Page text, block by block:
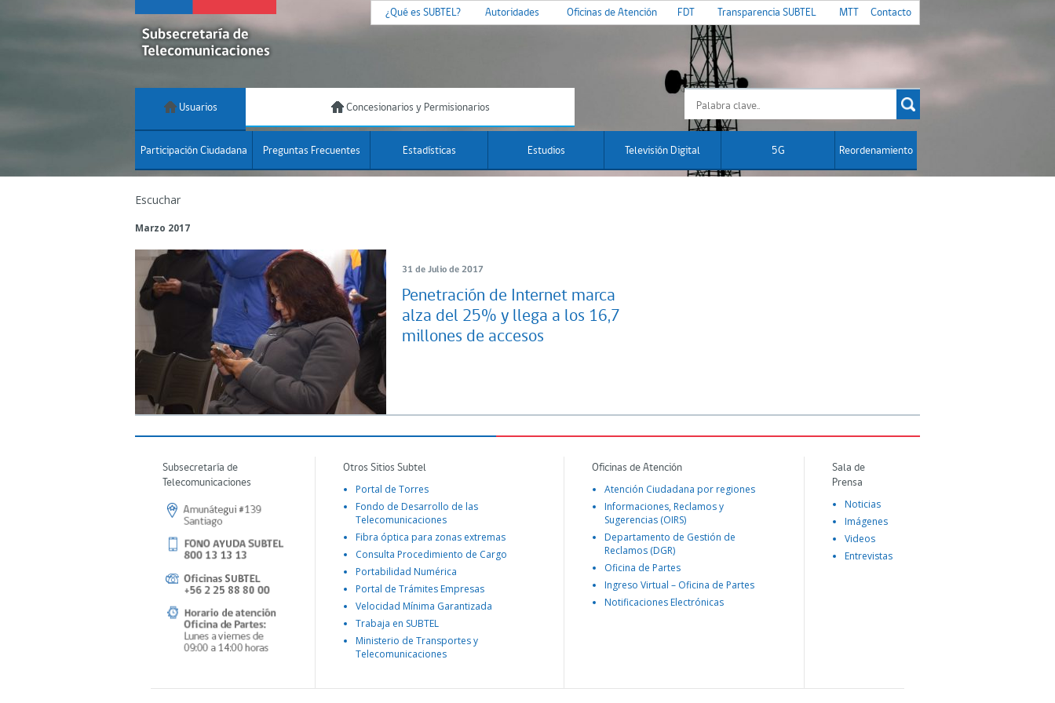
¿Qué es SUBTEL? Autoridades Oficinas de Atención FDT Transparencia SUBTEL MTT Contacto
Usuarios Concesionarios y Permisionarios
Participación Ciudadana Preguntas Frecuentes Estadísticas Estudios Televisión Digital 5G Reordenamiento
Escuchar
Marzo 2017
31 de Julio de 2017
Penetración de Internet marca
alza del 25% y llega a los 16,7
millones de accesos
Subsecretaría de
Telecomunicaciones
Otros Sitios Subtel
Portal de Torres
Fondo de Desarrollo de las
Telecomunicaciones
Fibra óptica para zonas extremas
Consulta Procedimiento de Cargo
Portabilidad Numérica
Portal de Trámites Empresas
Velocidad Mínima Garantizada
Trabaja en SUBTEL
Ministerio de Transportes y
Telecomunicaciones
Oficinas de Atención
Atención Ciudadana por regiones
Informaciones, Reclamos y
Sugerencias (OIRS)
Departamento de Gestión de
Reclamos (DGR)
Oficina de Partes
Ingreso Virtual – Oficina de Partes
Notificaciones Electrónicas
Sala de
Prensa
Noticias
Imágenes
Videos
Entrevistas